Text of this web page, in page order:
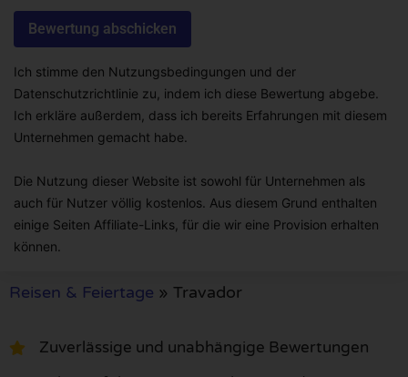
Ich stimme den Nutzungsbedingungen und der
Datenschutzrichtlinie zu, indem ich diese Bewertung abgebe.
Ich erkläre außerdem, dass ich bereits Erfahrungen mit diesem
Unternehmen gemacht habe.
Die Nutzung dieser Website ist sowohl für Unternehmen als
auch für Nutzer völlig kostenlos. Aus diesem Grund enthalten
einige Seiten Affiliate-Links, für die wir eine Provision erhalten
können.
Reisen & Feiertage » Travador
Zuverlässige und unabhängige Bewertungen